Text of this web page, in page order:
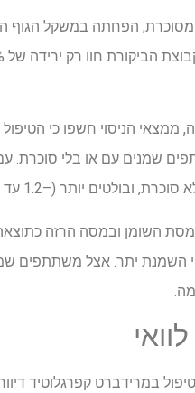
עד –1.6 נקודות אחוז) בקרב אלה עם סוכרת.
במרידברט קפרגלוטיד